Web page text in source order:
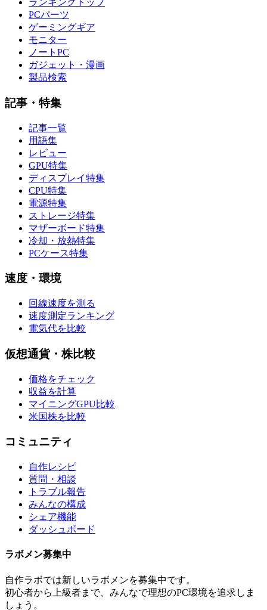
ランキングトップ
PCパーツ
ゲーミングギア
モニター
ノートPC
ガジェット・漫画
製品検索
記事・特集
記事一覧
用語集
レビュー
GPU特集
ディスプレイ特集
CPU特集
電源特集
ストレージ特集
マザーボード特集
冷却・放熱特集
PCケース特集
速度・環境
回線速度を測る
速度測定ランキング
電気代を比較
仮想通貨・株比較
価格をチェック
収益を計算
マイニングGPU比較
米国株を比較
コミュニティ
自作レシピ
質問・相談
トラブル報告
みんなの構成
シェア機能
ダッシュボード
ラボメン募集中
自作ラボでは新しいラボメンを募集中です。
初心者から上級者まで、みんなで理想のPC環境を追求しま
しょう。